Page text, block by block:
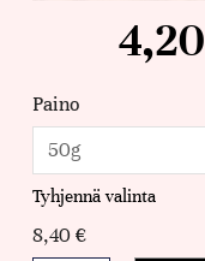
4,20
Paino
Tyhjennä valinta
8,40€